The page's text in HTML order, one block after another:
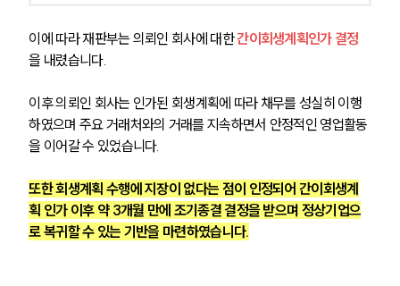
이에 따라 재판부는 의뢰인 회사에 대한 간이회생계획인가 결정
을 내렸습니다.
이후 의뢰인 회사는 인가된 회생계획에 따라 채무를 성실히 이행
하였으며 주요 거래처와의 거래를 지속하면서 안정적인 영업활동
을 이어갈 수 있었습니다.
또한 회생계획 수행에 지장이 없다는 점이 인정되어 간이회생계
획 인가 이후 약 3개월 만에 조기종결 결정을 받으며 정상기업으
로 복귀할 수 있는 기반을 마련하였습니다.